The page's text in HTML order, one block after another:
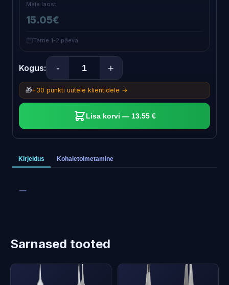
Meie laost
15.05€
Tarne 1-2 päeva
Kogus: - +
🎁+30 punkti uutele klientidele →
Lisa korvi — 13.55 €
Kirjeldus Kohaletoimetamine
—
Sarnased tooted